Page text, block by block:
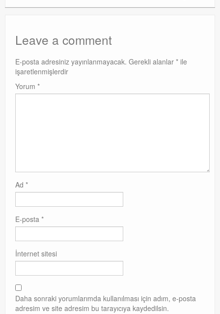
Leave a comment
E-posta adresiniz yayınlanmayacak. Gerekli alanlar * ile
işaretlenmişlerdir
Yorum *
Ad *
E-posta *
İnternet sitesi
Daha sonraki yorumlarımda kullanılması için adım, e-posta
adresim ve site adresim bu tarayıcıya kaydedilsin.